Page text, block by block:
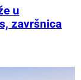
u
završnica